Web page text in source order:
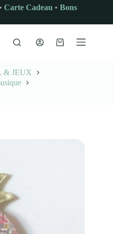
Carte Cadeau • Bons
Panier
& JEUX